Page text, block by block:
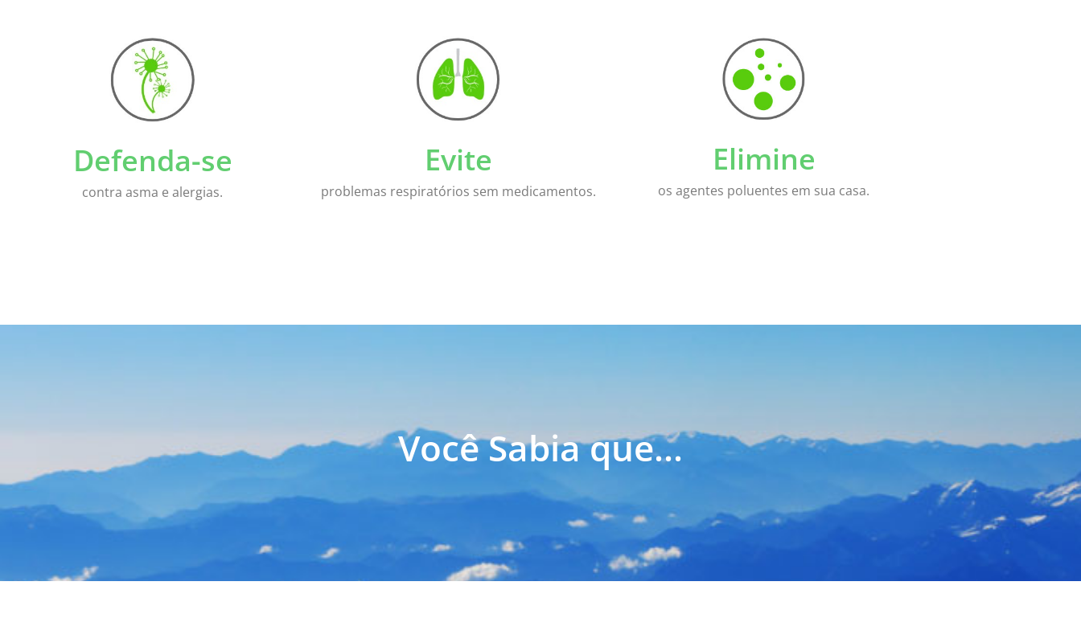
Defenda-se
contra asma e alergias.
Evite
problemas respiratórios sem medicamentos.
Elimine
os agentes poluentes em sua casa.
Você Sabia que...